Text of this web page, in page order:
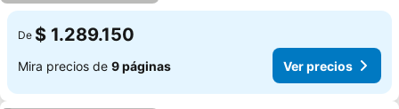
De $ 1.289.150
Mira precios de 9 páginas Ver precios